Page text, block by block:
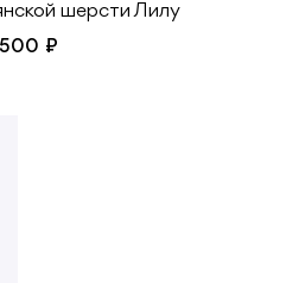
шерсти Лилу
₽